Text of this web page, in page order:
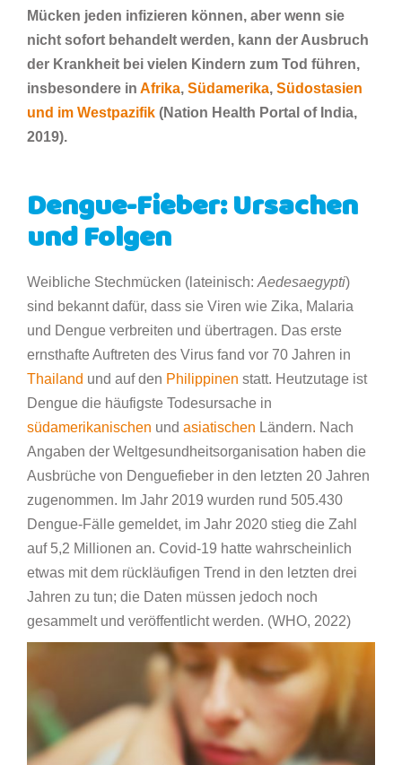
Mücken jeden infizieren können, aber wenn sie
nicht sofort behandelt werden, kann der Ausbruch
der Krankheit bei vielen Kindern zum Tod führen,
insbesondere in Afrika, Südamerika, Südostasien
und im Westpazifik (Nation Health Portal of India,
2019).
Dengue-Fieber: Ursachen
und Folgen
Weibliche Stechmücken (lateinisch: Aedesaegypti)
sind bekannt dafür, dass sie Viren wie Zika, Malaria
und Dengue verbreiten und übertragen. Das erste
ernsthafte Auftreten des Virus fand vor 70 Jahren in
Thailand und auf den Philippinen statt. Heutzutage ist
Dengue die häufigste Todesursache in
südamerikanischen und asiatischen Ländern. Nach
Angaben der Weltgesundheitsorganisation haben die
Ausbrüche von Denguefieber in den letzten 20 Jahren
zugenommen. Im Jahr 2019 wurden rund 505.430
Dengue-Fälle gemeldet, im Jahr 2020 stieg die Zahl
auf 5,2 Millionen an. Covid-19 hatte wahrscheinlich
etwas mit dem rückläufigen Trend in den letzten drei
Jahren zu tun; die Daten müssen jedoch noch
gesammelt und veröffentlicht werden. (WHO, 2022)